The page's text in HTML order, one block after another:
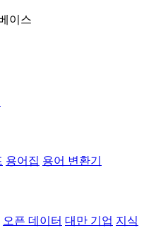
이스
용어집 용어 변환기
오픈 데이터 대만 기업 지식